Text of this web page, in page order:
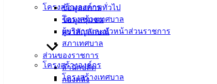
โครงสร้างองค์กร
โครงสร้างเทศบาล
ผู้บริหารและหัวหน้าส่วนราชการ
สภาเทศบาล
ส่วนของราชการ
สำนักปลัด
กองคลัง
ข้อมูลสภาพทั่วไป
ข้อมูลชุมชน
ตราสัญลักษณ์
โครงสร้างองค์กร
โครงสร้างเทศบาล
ประชาสัมพันธ์ การยกระดับงานสุขาภิบาลอาหารภายใต้วิถีใหม่
“สะอาด ปลอดภัย ได้มาตรฐาน” มีการเปลี่ยนแปลงป้ายรับรอง
มาตรฐาน จากป้ายสัญลักษณ์ Clean food Good Taste (CFGT)
เปลี่ยนแปลงเป็น ป้ายสัญลักษณ์ SAN และ SAN Plus
สอบถามข้อมูลเพิ่มเติมได้ที่ ฝ่ายบริหารงานสาธารณสุข กอง
สาธารณสุขและสิ่งแวดล้อม เทศบาลเมืองอ่างศิลา โทร. 09 0908